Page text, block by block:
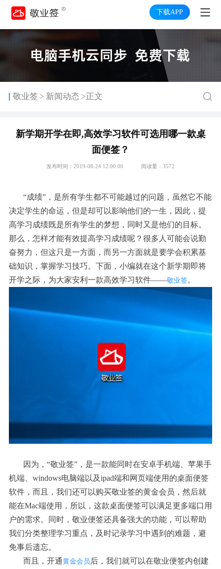
下载APP
敬业签 > 新闻动态 >正文
新学期开学在即,高效学习软件可选用哪一款桌
面便签？
发布时间：2019-08-24 12:00:00 阅读量：3572
“成绩”，是所有学生都不可能越过的问题，虽然它不能
决定学生的命运，但是却可以影响他们的一生，因此，提
高学习成绩既是所有学生的梦想，同时又是他们的目标。
那么，怎样才能有效提高学习成绩呢？很多人可能会说勤
奋努力，但这只是一方面，而另一方面就是要学会积累基
础知识，掌握学习技巧。下面，小编就在这个新学期即将
开学之际，为大家安利一款高效学习软件——敬业签。
因为，“敬业签”，是一款能同时在安卓手机端、苹果手
机端、 windows电脑端以及ipad端和网页端使用的桌面便签
软件，而且，我们还可以购买敬业签的黄金会员，然后就
能在Mac端使用，所以，这款桌面便签可以满足更多端口用
户的需求。同时，敬业便签还具备强大的功能，可以帮助
我们分类整理学习重点，及时记录学习中遇到的难题，避
免事后遗忘。
而且，开通黄金会员后，我们就可以在敬业便签内创建